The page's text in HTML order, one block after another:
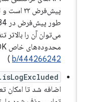
می‌توان آن را بالاتر
محدوده‌های خاص SDK اعمال کند. (
b/444266242
)
اضافه شد تا امکان